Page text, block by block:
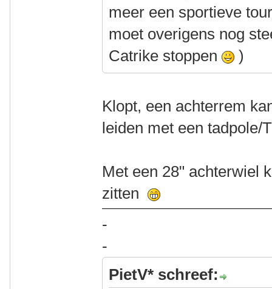
meer een sportieve
moet overigens nog
Catrike stoppen
)
Klopt, een achterrem
leiden met een tadpole/
Met een 28" achterwiel
zitten
-
-
PietV* schreef: